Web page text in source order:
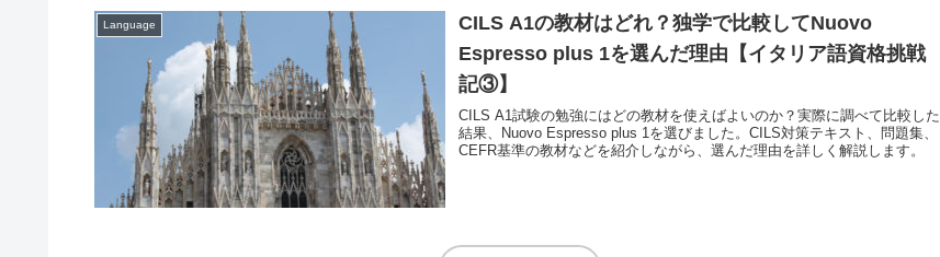
Language
CILS A1の教材はどれ？独学で比較してNuovo
Espresso plus 1を選んだ理由【イタリア語資格挑戦
記③】
CILS A1試験の勉強にはどの教材を使えばよいのか？実際に調べて比較した
結果、Nuovo Espresso plus 1を選びました。CILS対策テキスト、問題集、
CEFR基準の教材などを紹介しながら、選んだ理由を詳しく解説します。